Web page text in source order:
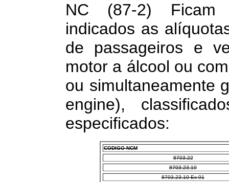
NC (87-2) Ficam
indicados as
de passageiros e
motor a álcool ou
ou simultaneamente
engine),
especificados:
CODIGO NCM
8703.22
8703.23.10
8703.23.10 Ex 01